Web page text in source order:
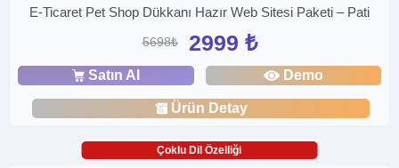
E-Ticaret Pet Shop Dükkanı Hazır Web Sitesi Paketi – Pati
5698₺ 2999 ₺
Satın Al Demo
Ürün Detay
Çoklu Dil Özelliği